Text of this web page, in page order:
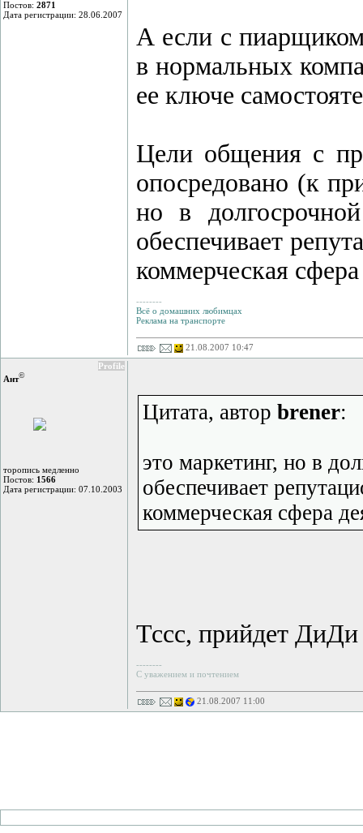
Постов: 2871
Дата регистрации: 28.06.2007
А если с
в нормальных
ее ключе
Цели общения с
опосредовано (к
но в
обеспечивает
коммерческая
--------
Всё о домашних любимцах
Реклама на транспорте
21.08.2007 10:47
Profile
Ант©
торопись медленно
Постов: 1566
Дата регистрации: 07.10.2003
Цитата, автор brener:
это маркетинг, но в
обеспечивает
коммерческая сфера
Тссс, прийдет
--------
С уважением и почтением
21.08.2007 11:00